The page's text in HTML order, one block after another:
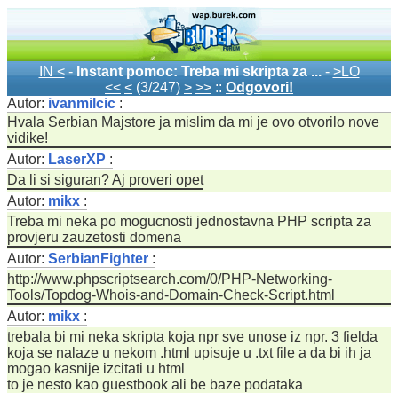
IN <- Instant pomoc: Treba mi skripta za ... - >LO
<< < (3/247) > >> :: Odgovori!
Autor: ivanmilcic :
Hvala Serbian Majstore ja mislim da mi je ovo otvorilo nove
vidike!
Autor: LaserXP :
Da li si siguran? Aj proveri opet
Autor: mikx :
Treba mi neka po mogucnosti jednostavna PHP scripta za
provjeru zauzetosti domena
Autor: SerbianFighter :
http://www.phpscriptsearch.com/0/PHP-Networking-
Tools/Topdog-Whois-and-Domain-Check-Script.html
Autor: mikx :
trebala bi mi neka skripta koja npr sve unose iz npr. 3 fielda
koja se nalaze u nekom .html upisuje u .txt file a da bi ih ja
mogao kasnije izcitati u html
to je nesto kao guestbook ali be baze podataka